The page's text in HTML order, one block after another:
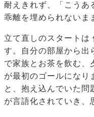
耐えきれず、「こうあ
乖離を埋められないま
立て直しのスタートは
す。自分の部屋から出
で家族とお茶を飲む、
が最初のゴールになり
と、抱え込んでいた問
が言語化されていき、